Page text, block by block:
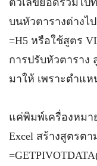
ตัวเลขยอดรวมไป
บนหัวตารางต่างไ
=H5 หรือใช้สูตร
การปรับหัวตาราง
มาให้ เพราะตำแ
แค่พิมพ์เครื่องหมา
Excel สร้างสูตรต